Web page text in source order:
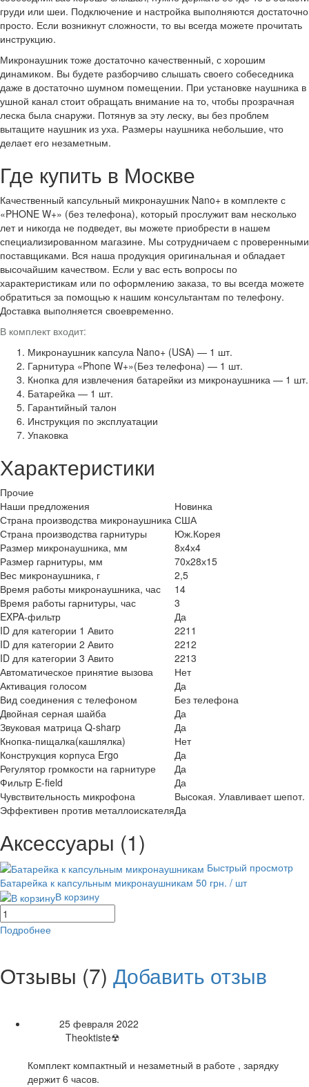
груди или шеи. Подключение и настройка выполняются достаточно
просто. Если возникнут сложности, то вы всегда можете прочитать
инструкцию.
Микронаушник тоже достаточно качественный, с хорошим
динамиком. Вы будете разборчиво слышать своего собеседника
даже в достаточно шумном помещении. При установке наушника в
ушной канал стоит обращать внимание на то, чтобы прозрачная
леска была снаружи. Потянув за эту леску, вы без проблем
вытащите наушник из уха. Размеры наушника небольшие, что
делает его незаметным.
Где купить в Москве
Качественный капсульный микронаушник Nano+ в комплекте с
«PHONE W+» (без телефона), который прослужит вам несколько
лет и никогда не подведет, вы можете приобрести в нашем
специализированном магазине. Мы сотрудничаем с проверенными
поставщиками. Вся наша продукция оригинальная и обладает
высочайшим качеством. Если у вас есть вопросы по
характеристикам или по оформлению заказа, то вы всегда можете
обратиться за помощью к нашим консультантам по телефону.
Доставка выполняется своевременно.
В комплект входит:
Микронаушник капсула Nano+ (USA) — 1 шт.
Гарнитура «Phone W+»(Без телефона) — 1 шт.
Кнопка для извлечения батарейки из микронаушника — 1 шт.
Батарейка — 1 шт.
Гарантийный талон
Инструкция по эксплуатации
Упаковка
Характеристики
Прочие
Наши предложения
Новинка
Страна производства микронаушника США
Страна производства гарнитуры
Юж.Корея
Размер микронаушника, мм
8х4х4
Размер гарнитуры, мм
70х28х15
Вес микронаушника, г
2,5
Время работы микронаушника, час
14
Время работы гарнитуры, час
3
EXPA-фильтр
Да
ID для категории 1 Авито
2211
ID для категории 2 Авито
2212
ID для категории 3 Авито
2213
Автоматическое принятие вызова
Нет
Активация голосом
Да
Вид соединения с телефоном
Без телефона
Двойная серная шайба
Да
Звуковая матрица Q-sharp
Да
Кнопка-пищалка(кашлялка)
Нет
Конструкция корпуса Ergo
Да
Регулятор громкости на гарнитуре
Да
Фильтр E-field
Да
Чувствительность микрофона
Высокая. Улавливает шепот.
Эффективен против металлоискателяДа
Аксессуары (1)
Быстрый просмотр
Батарейка к капсульным микронаушникам 50 грн. / шт
В корзину
Подробнее
Отзывы (7) Добавить отзыв
25 февраля 2022
Theoktiste☢
Комплект компактный и незаметный в работе , зарядку
держит 6 часов.